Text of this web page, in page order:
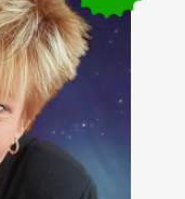
a
rozhodnutím
na co se mě